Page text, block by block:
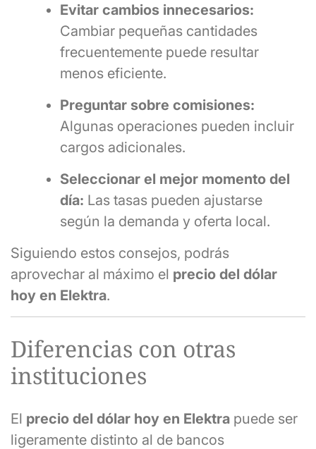
Evitar cambios innecesarios:
Cambiar pequeñas cantidades
frecuentemente puede resultar
menos eficiente.
Preguntar sobre comisiones:
Algunas operaciones pueden incluir
cargos adicionales.
Seleccionar el mejor momento del
día: Las tasas pueden ajustarse
según la demanda y oferta local.
Siguiendo estos consejos, podrás
aprovechar al máximo el precio del dólar
hoy en Elektra.
Diferencias con otras
instituciones
El precio del dólar hoy en Elektra puede ser
ligeramente distinto al de bancos